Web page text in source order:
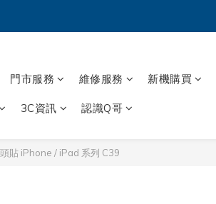
門市服務 維修服務 新機購買
3C資訊 認識Q哥
貼 iPhone / iPad 系列 C39